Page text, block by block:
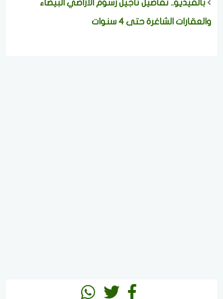
بالفيديو.. تفاصيل تأجيل رسوم الأراضي البيضاء
والعقارات الشاغرة حتى 4 سنوات